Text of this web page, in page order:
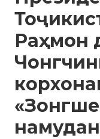
Раҳмон